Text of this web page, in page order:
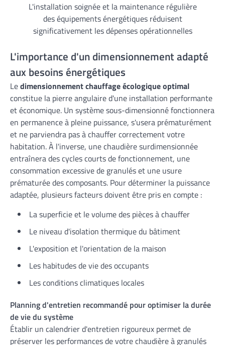
L'installation soignée et la maintenance régulière
des équipements énergétiques réduisent
significativement les dépenses opérationnelles
L'importance d'un dimensionnement adapté
aux besoins énergétiques
Ledimensionnement chauffage écologique optimal
constitue la pierre angulaire d'une installation performante
et économique. Un système sous-dimensionné fonctionnera
en permanence à pleine puissance, s'usera prématurément
et ne parviendra pas à chauffer correctement votre
habitation. À l'inverse, une chaudière surdimensionnée
entraînera des cycles courts de fonctionnement, une
consommation excessive de granulés et une usure
prématurée des composants. Pour déterminer la puissance
adaptée, plusieurs facteurs doivent être pris en compte :
La superficie et le volume des pièces à chauffer
Le niveau d'isolation thermique du bâtiment
L'exposition et l'orientation de la maison
Les habitudes de vie des occupants
Les conditions climatiques locales
Planning d'entretien recommandé pour optimiser la durée
de vie du système
Établir un calendrier d'entretien rigoureux permet de
préserver les performances de votre chaudière à granulés